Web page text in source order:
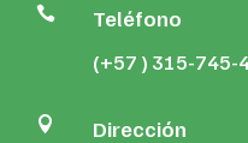
 Teléfono
(+57 ) 315-745-
 Dirección